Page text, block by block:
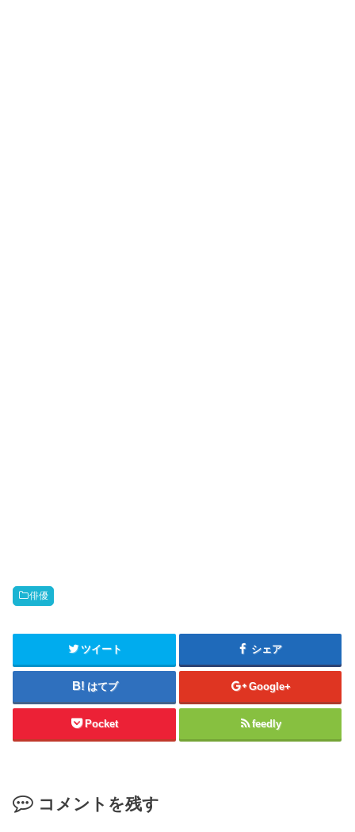
俳優
ツイート シェア
はてブ Google+
Pocket feedly
コメントを残す